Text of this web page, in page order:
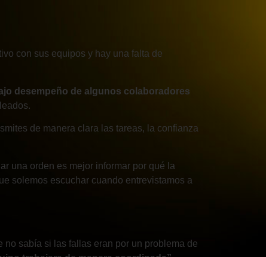
con sus equipos y hay una falta de
desempeño de algunos colaboradores
de manera clara las tareas, la confianza
una orden es mejor informar por qué la
solemos escuchar cuando entrevistamos a
no sabía si las fallas eran por un problema de